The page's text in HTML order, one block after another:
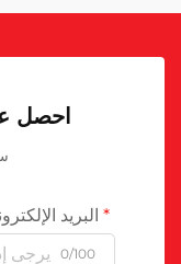
احصل
البريد
0/100